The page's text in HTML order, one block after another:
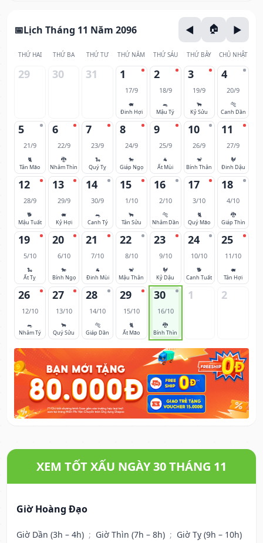
Lịch Tháng 11 Năm 2096
THỨ HAI THỨ BA THỨ TƯ THỨ NĂM THỨ SÁU THỨ BẢY CHỦ NHẬT
29 30 31 1
17/9
🐖
Đinh Hợi
2
18/9
🐀
Mậu Tý
3
19/9
🐂
Kỷ Sửu
4
20/9
🐅
Canh Dần
5
21/9
🐈
Tân Mão
6
22/9
🐉
Nhâm Thìn
7
23/9
🐍
Quý Tỵ
8
24/9
🐎
Giáp Ngọ
9
25/9
🐐
Ất Mùi
10
26/9
🐒
Bính Thân
11
27/9
🐓
Đinh Dậu
12
28/9
🐕
Mậu Tuất
13
29/9
🐖
Kỷ Hợi
14
30/9
🐀
Canh Tý
15
1/10
🐂
Tân Sửu
16
2/10
🐅
Nhâm Dần
17
3/10
🐈
Quý Mão
18
4/10
🐉
Giáp Thìn
19
5/10
🐍
Ất Tỵ
20
6/10
🐎
Bính Ngọ
21
7/10
🐐
Đinh Mùi
22
8/10
🐒
Mậu Thân
23
9/10
🐓
Kỷ Dậu
24
10/10
🐕
Canh Tuất
25
11/10
🐖
Tân Hợi
26
12/10
🐀
Nhâm Tý
27
13/10
🐂
Quý Sửu
28
14/10
🐅
Giáp Dần
29
15/10
🐈
Ất Mão
30
16/10
🐉
Bính Thìn
1 2
XEM TỐT XẤU NGÀY 30 THÁNG 11
Giờ Hoàng Đạo
Giờ Dần (3h – 4h) ; Giờ Thìn (7h – 8h) ; Giờ Tỵ (9h – 10h)